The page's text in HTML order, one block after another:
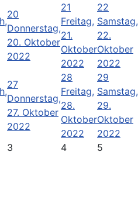
20
Donnerstag,
20. Oktober
2022
21
Freitag,
21.
Oktober
2022
22
Samstag,
22.
Oktober
2022
27
Donnerstag,
27. Oktober
2022
28
Freitag,
28.
Oktober
2022
29
Samstag,
29.
Oktober
2022
3 4 5